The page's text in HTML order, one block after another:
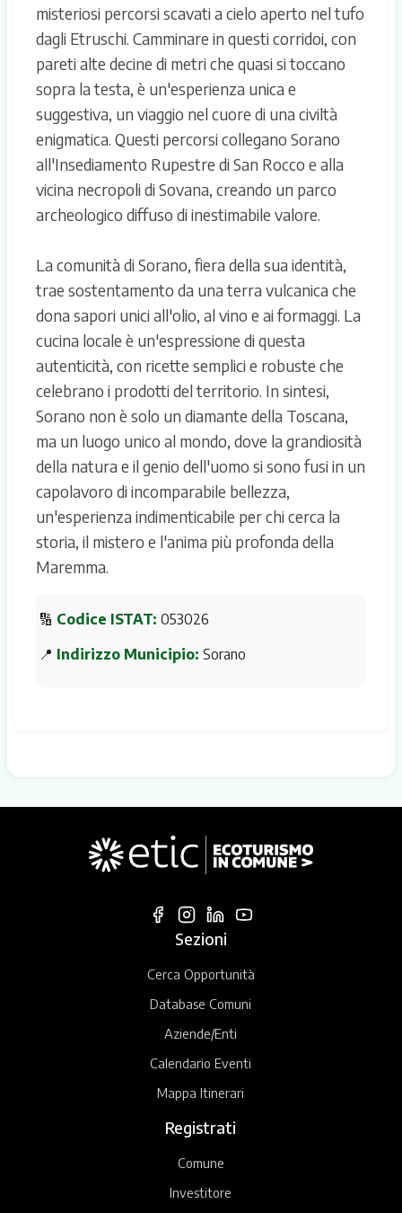
misteriosi percorsi scavati a cielo aperto nel tufo
dagli Etruschi. Camminare in questi corridoi, con
pareti alte decine di metri che quasi si toccano
sopra la testa, è un'esperienza unica e
suggestiva, un viaggio nel cuore di una civiltà
enigmatica. Questi percorsi collegano Sorano
all'Insediamento Rupestre di San Rocco e alla
vicina necropoli di Sovana, creando un parco
archeologico diffuso di inestimabile valore.
La comunità di Sorano, fiera della sua identità,
trae sostentamento da una terra vulcanica che
dona sapori unici all'olio, al vino e ai formaggi. La
cucina locale è un'espressione di questa
autenticità, con ricette semplici e robuste che
celebrano i prodotti del territorio. In sintesi,
Sorano non è solo un diamante della Toscana,
ma un luogo unico al mondo, dove la grandiosità
della natura e il genio dell'uomo si sono fusi in un
capolavoro di incomparabile bellezza,
un'esperienza indimenticabile per chi cerca la
storia, il mistero e l'anima più profonda della
Maremma.
🔢 Codice ISTAT: 053026
📍 Indirizzo Municipio: Sorano
Sezioni
Cerca Opportunità
Database Comuni
Aziende/Enti
Calendario Eventi
Mappa Itinerari
Registrati
Comune
Investitore